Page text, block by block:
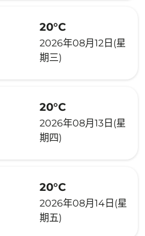
20°C
2026年08月12日(星
期三)
20°C
2026年08月13日(星
期四)
20°C
2026年08月14日(星
期五)